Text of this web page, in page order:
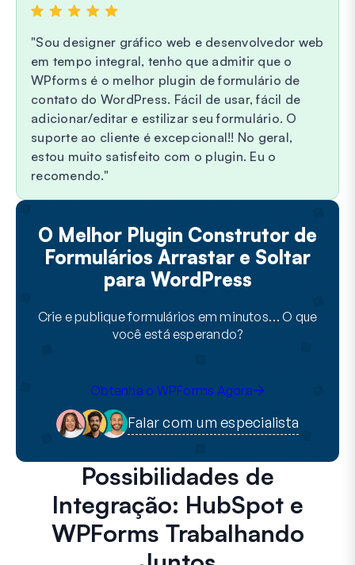
Sou designer gráfico web e desenvolvedor web
em tempo integral, tenho que admitir que o
WPforms é o melhor plugin de formulário de
contato do WordPress. Fácil de usar, fácil de
adicionar/editar e estilizar seu formulário. O
suporte ao cliente é excepcional!! No geral,
estou muito satisfeito com o plugin. Eu o
recomendo.
O Melhor Plugin Construtor de
Formulários Arrastar e Soltar
para WordPress
Crie e publique formulários em minutos… O que
você está esperando?
Obtenha o WPForms Agora
Falar com um especialista
Possibilidades de
Integração: HubSpot e
WPForms Trabalhando